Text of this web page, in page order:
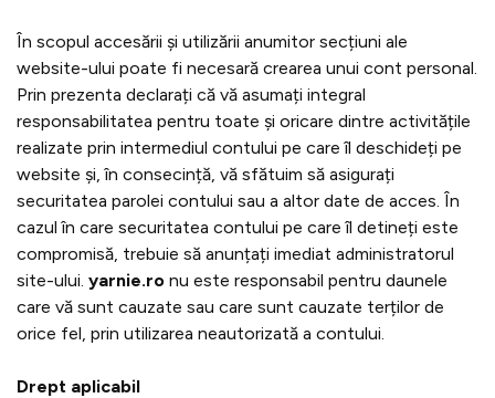
În scopul accesării și utilizării anumitor secțiuni ale
website-ului poate fi necesară crearea unui cont personal.
Prin prezenta declarați că vă asumați integral
responsabilitatea pentru toate și oricare dintre activitățile
realizate prin intermediul contului pe care îl deschideți pe
website și, în consecință, vă sfătuim să asigurați
securitatea parolei contului sau a altor date de acces. În
cazul în care securitatea contului pe care îl detineți este
compromisă, trebuie să anunțați imediat administratorul
site-ului. yarnie.ro nu este responsabil pentru daunele
care vă sunt cauzate sau care sunt cauzate terților de
orice fel, prin utilizarea neautorizată a contului.
Drept aplicabil